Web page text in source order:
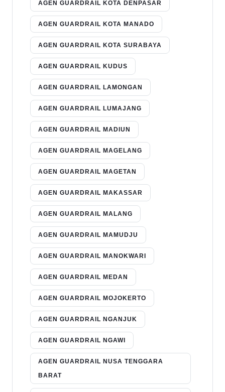
AGEN GUARDRAIL KOTA DENPASAR
AGEN GUARDRAIL KOTA MANADO
AGEN GUARDRAIL KOTA SURABAYA
AGEN GUARDRAIL KUDUS
AGEN GUARDRAIL LAMONGAN
AGEN GUARDRAIL LUMAJANG
AGEN GUARDRAIL MADIUN
AGEN GUARDRAIL MAGELANG
AGEN GUARDRAIL MAGETAN
AGEN GUARDRAIL MAKASSAR
AGEN GUARDRAIL MALANG
AGEN GUARDRAIL MAMUDJU
AGEN GUARDRAIL MANOKWARI
AGEN GUARDRAIL MEDAN
AGEN GUARDRAIL MOJOKERTO
AGEN GUARDRAIL NGANJUK
AGEN GUARDRAIL NGAWI
AGEN GUARDRAIL NUSA TENGGARA
BARAT